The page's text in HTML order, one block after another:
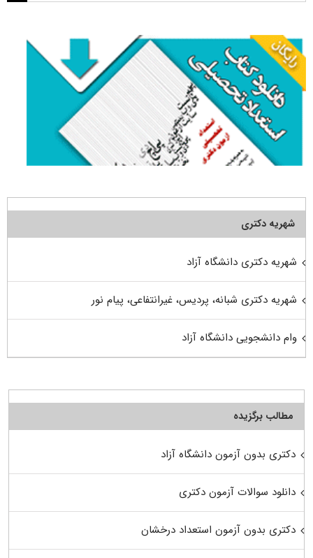
شهریه دکتری
شهریه دکتری دانشگاه آزاد
شهریه دکتری شبانه، پردیس، غیرانتفاعی، پیام نور
وام دانشجویی دانشگاه آزاد
مطالب برگزیده
دکتری بدون آزمون دانشگاه آزاد
دانلود سوالات آزمون دکتری
دکتری بدون آزمون استعداد درخشان